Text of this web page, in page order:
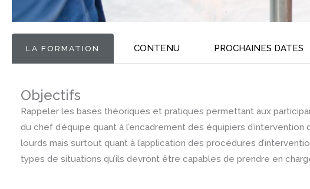
LA FORMATION CONTENU PROCHAINES DATES
Objectifs
Rappeler les bases théoriques et pratiques permettant aux
du chef d’équipe quant à l’encadrement des équipiers
lourds mais surtout quant à l’application des procédures
types de situations qu’ils devront être capables de prendre en